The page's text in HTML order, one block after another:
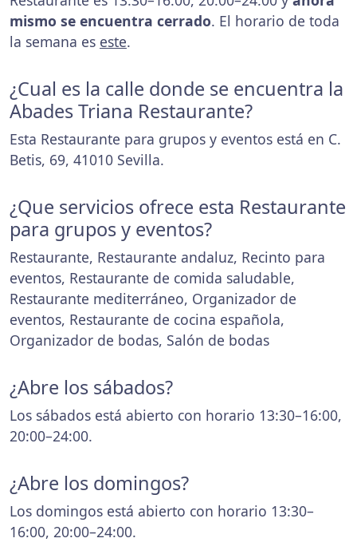
mismo se encuentra cerrado. El horario de toda
la semana es este.
¿Cual es la calle donde se encuentra la
Abades Triana Restaurante?
Esta Restaurante para grupos y eventos está en C.
Betis, 69, 41010 Sevilla.
¿Que servicios ofrece esta Restaurante
para grupos y eventos?
Restaurante, Restaurante andaluz, Recinto para
eventos, Restaurante de comida saludable,
Restaurante mediterráneo, Organizador de
eventos, Restaurante de cocina española,
Organizador de bodas, Salón de bodas
¿Abre los sábados?
Los sábados está abierto con horario 13:30–16:00,
20:00–24:00.
¿Abre los domingos?
Los domingos está abierto con horario 13:30–
16:00, 20:00–24:00.